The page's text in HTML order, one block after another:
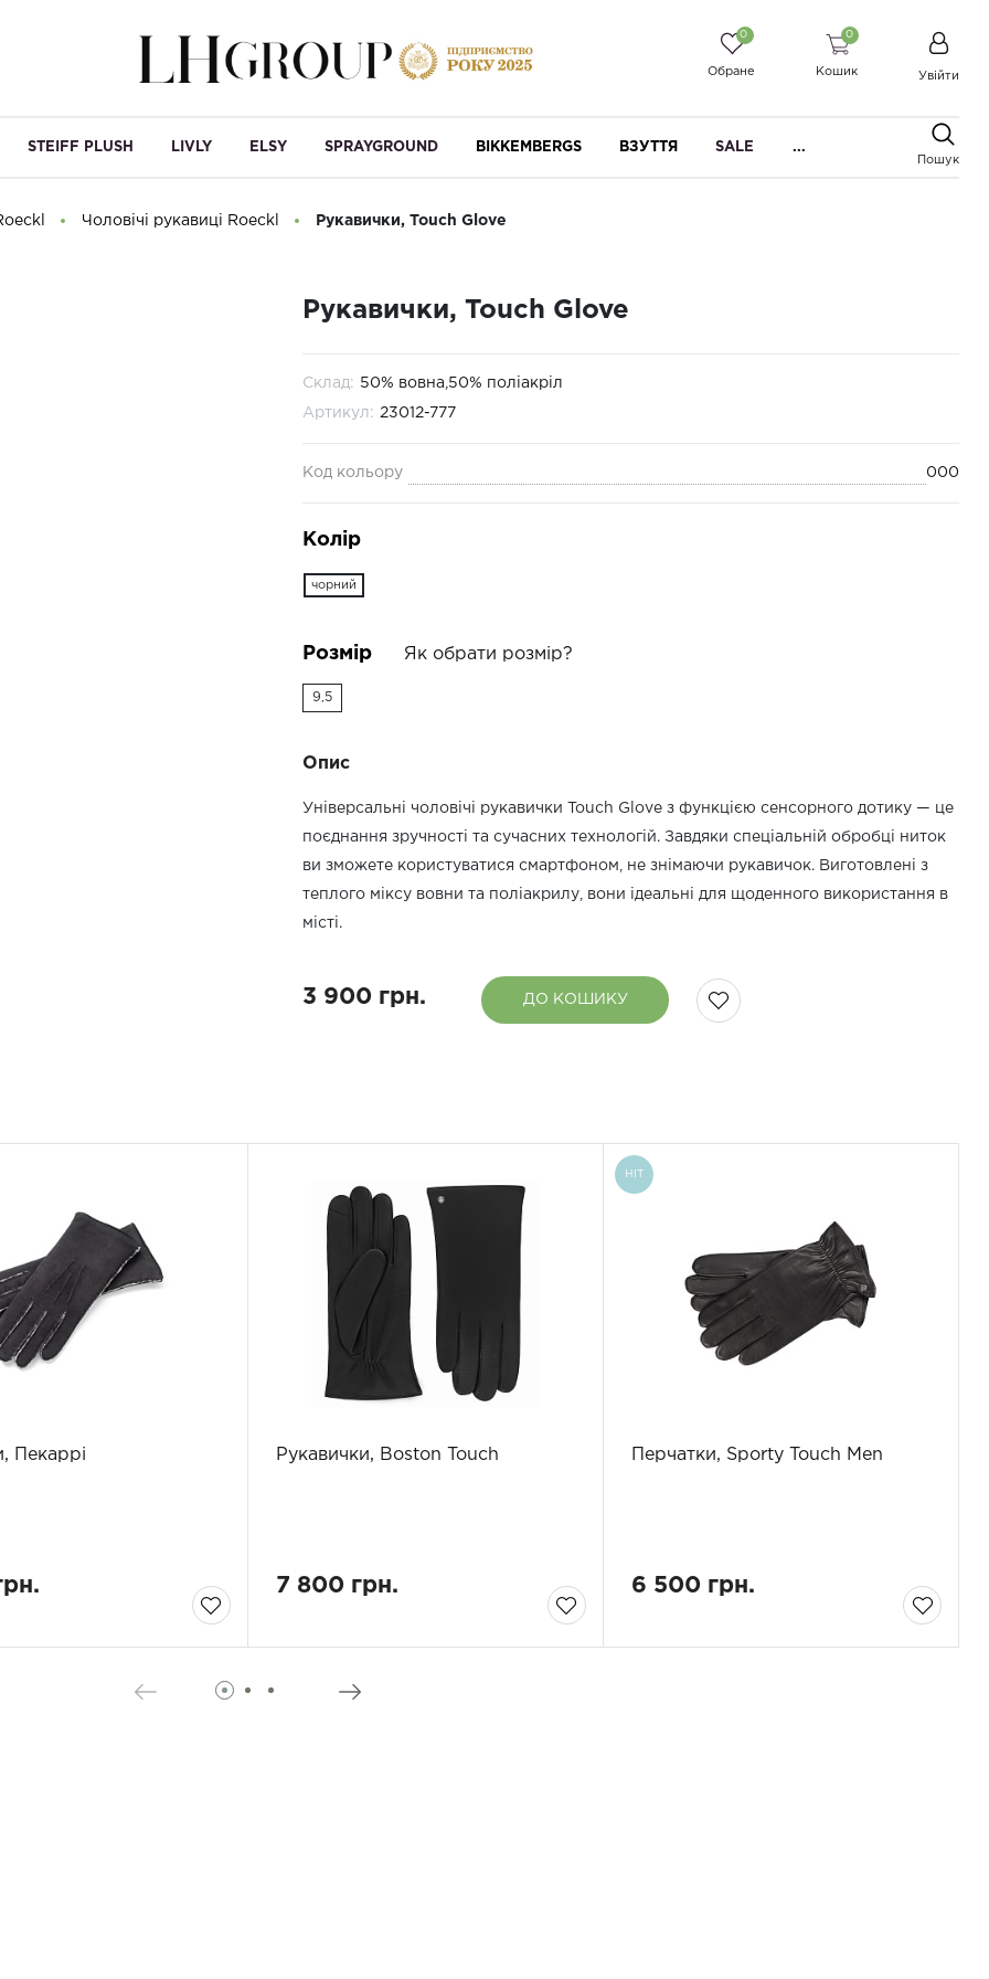
0
Обране
0
Кошик Увійти
STEIFF PLUSH LIVLY ELSY SPRAYGROUND BIKKEMBERGS ВЗУТТЯ SALE ...
Пошук
Чоловічі рукавиці Roeckl Рукавички, Touch Glove
Рукавички, Touch Glove
Склад: 50% вовна,50% поліакріл
Артикул: 23012-777
Код кольору 000
Колір
чорний
Розмір Як обрати розмір?
9,5
Опис
Універсальні чоловічі рукавички Touch Glove з функцією сенсорного дотику — це
поєднання зручності та сучасних технологій. Завдяки спеціальній обробці ниток
ви зможете користуватися смартфоном, не знімаючи рукавичок. Виготовлені з
теплого міксу вовни та поліакрилу, вони ідеальні для щоденного використання в
місті.
3 900 грн. ДО КОШИКУ
Пекаррі Рукавички, Boston Touch
7 800 грн.
HIT
Перчатки, Sporty Touch Men
6 500 грн.